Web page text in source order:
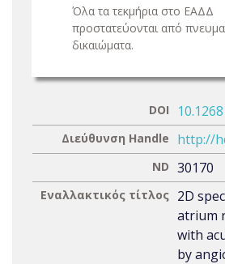
Όλα τα τεκμήρια στο ΕΑΔΔ
προστατεύονται από
δικαιώματα.
DOI
Διεύθυνση Handle http://
ND 30170
Εναλλακτικός τίτλος 2D
atrium
with
by